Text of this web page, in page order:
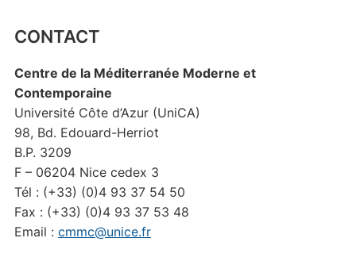
CONTACT
Centre de la Méditerranée Moderne et
Contemporaine
Université Côte d’Azur (UniCA)
98, Bd. Edouard-Herriot
B.P. 3209
F – 06204 Nice cedex 3
Tél : (+33) (0)4 93 37 54 50
Fax : (+33) (0)4 93 37 53 48
Email : cmmc@unice.fr